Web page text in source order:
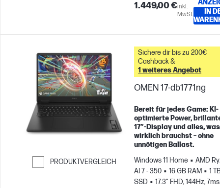
1.449,00 €inkl.
MwSt.
IN
PRODUKTVERGLEICH
Weiter zum Vergleichen
Sichere dir bis zu 200€
Cashback &
1 weiteres Angebot
OMEN 17-db1771ng
Bereit für jedes Game: KI-
optimierte Power,
17″-Display und alles,
wirklich brauchst – ohne
unnötigen Ballast.
Windows 11 Home
AMD
AI 7 - 350
16 GB RAM
1
SSD
17.3" FHD, 144Hz, 7ms